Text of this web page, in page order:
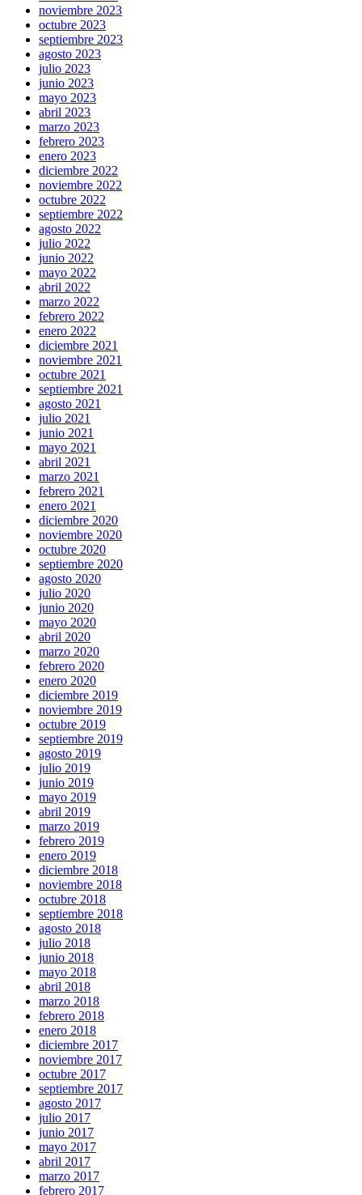
noviembre 2023
octubre 2023
septiembre 2023
agosto 2023
julio 2023
junio 2023
mayo 2023
abril 2023
marzo 2023
febrero 2023
enero 2023
diciembre 2022
noviembre 2022
octubre 2022
septiembre 2022
agosto 2022
julio 2022
junio 2022
mayo 2022
abril 2022
marzo 2022
febrero 2022
enero 2022
diciembre 2021
noviembre 2021
octubre 2021
septiembre 2021
agosto 2021
julio 2021
junio 2021
mayo 2021
abril 2021
marzo 2021
febrero 2021
enero 2021
diciembre 2020
noviembre 2020
octubre 2020
septiembre 2020
agosto 2020
julio 2020
junio 2020
mayo 2020
abril 2020
marzo 2020
febrero 2020
enero 2020
diciembre 2019
noviembre 2019
octubre 2019
septiembre 2019
agosto 2019
julio 2019
junio 2019
mayo 2019
abril 2019
marzo 2019
febrero 2019
enero 2019
diciembre 2018
noviembre 2018
octubre 2018
septiembre 2018
agosto 2018
julio 2018
junio 2018
mayo 2018
abril 2018
marzo 2018
febrero 2018
enero 2018
diciembre 2017
noviembre 2017
octubre 2017
septiembre 2017
agosto 2017
julio 2017
junio 2017
mayo 2017
abril 2017
marzo 2017
febrero 2017